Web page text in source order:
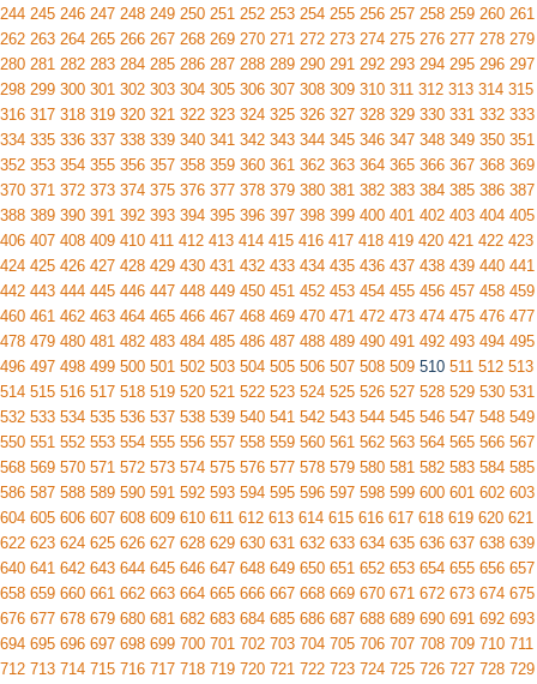
244 245 246 247 248 249 250 251 252 253 254 255 256 257 258 259 260 261
262 263 264 265 266 267 268 269 270 271 272 273 274 275 276 277 278 279
280 281 282 283 284 285 286 287 288 289 290 291 292 293 294 295 296 297
298 299 300 301 302 303 304 305 306 307 308 309 310 311 312 313 314 315
316 317 318 319 320 321 322 323 324 325 326 327 328 329 330 331 332 333
334 335 336 337 338 339 340 341 342 343 344 345 346 347 348 349 350 351
352 353 354 355 356 357 358 359 360 361 362 363 364 365 366 367 368 369
370 371 372 373 374 375 376 377 378 379 380 381 382 383 384 385 386 387
388 389 390 391 392 393 394 395 396 397 398 399 400 401 402 403 404 405
406 407 408 409 410 411 412 413 414 415 416 417 418 419 420 421 422 423
424 425 426 427 428 429 430 431 432 433 434 435 436 437 438 439 440 441
442 443 444 445 446 447 448 449 450 451 452 453 454 455 456 457 458 459
460 461 462 463 464 465 466 467 468 469 470 471 472 473 474 475 476 477
478 479 480 481 482 483 484 485 486 487 488 489 490 491 492 493 494 495
496 497 498 499 500 501 502 503 504 505 506 507 508 509 510 511 512 513
514 515 516 517 518 519 520 521 522 523 524 525 526 527 528 529 530 531
532 533 534 535 536 537 538 539 540 541 542 543 544 545 546 547 548 549
550 551 552 553 554 555 556 557 558 559 560 561 562 563 564 565 566 567
568 569 570 571 572 573 574 575 576 577 578 579 580 581 582 583 584 585
586 587 588 589 590 591 592 593 594 595 596 597 598 599 600 601 602 603
604 605 606 607 608 609 610 611 612 613 614 615 616 617 618 619 620 621
622 623 624 625 626 627 628 629 630 631 632 633 634 635 636 637 638 639
640 641 642 643 644 645 646 647 648 649 650 651 652 653 654 655 656 657
658 659 660 661 662 663 664 665 666 667 668 669 670 671 672 673 674 675
676 677 678 679 680 681 682 683 684 685 686 687 688 689 690 691 692 693
694 695 696 697 698 699 700 701 702 703 704 705 706 707 708 709 710 711
712 713 714 715 716 717 718 719 720 721 722 723 724 725 726 727 728 729